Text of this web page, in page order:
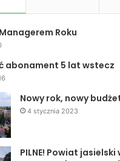
Roku
abonament 5 lat wstecz
Nowy rok, nowy
4 stycznia 2023
PILNE! Powiat jasielski